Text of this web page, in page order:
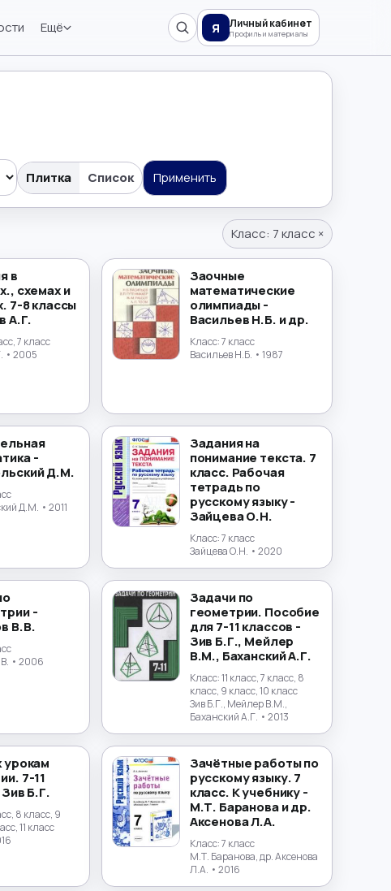
Ещё Я Личный кабинет
Профиль и материалы
Плитка Список Применить
Класс: 7 класс ×
в
схемах и
7-8 классы
А.Г.
7 класс
• 2005
Заочные
математические
олимпиады -
Васильев Н.Б. и др.
Класс:7 класс
Васильев Н.Б. • 1987
-
Д.М.
Д.М. • 2011
Задания на
понимание текста. 7
класс. Рабочая
тетрадь по
русскому языку -
Зайцева О.Н.
Класс:7 класс
Зайцева О.Н. • 2020
-
В.В.
• 2006
Задачи по
геометрии. Пособие
для 7-11 классов -
Зив Б.Г., Мейлер
В.М., Баханский А.Г.
Класс:11 класс, 7 класс, 8
класс, 9 класс, 10 класс
Зив Б.Г., Мейлер В.М.,
Баханский А.Г. • 2013
урокам
7-11
Б.Г.
8 класс, 9
11 класс
Зачётные работы по
русскому языку. 7
класс. К учебнику -
М.Т. Баранова и др.
Аксенова Л.А.
Класс:7 класс
М.Т. Баранова, др. Аксенова
Л.А. • 2016